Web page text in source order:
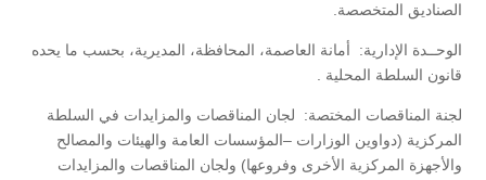
الصناديق المتخصصة.
الوحــدة الإدارية:
أمانة العاصمة، المحافظة، المديرية، بحسب ما يحده
قانون السلطة المحلية .
لجنة المناقصات المختصة:
لجان المناقصات والمزايدات في السلطة
المركزية (دواوين الوزارات –المؤسسات العامة والهيئات والمصالح
والأجهزة المركزية الأخرى وفروعها) ولجان المناقصات والمزايدات